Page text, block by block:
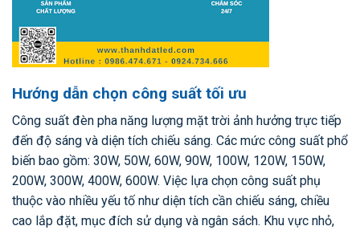
Hướng dẫn chọn công suất tối ưu
Công suất đèn pha năng lượng mặt trời ảnh hưởng trực tiếp
đến độ sáng và diện tích chiếu sáng. Các mức công suất phổ
biến bao gồm: 30W, 50W, 60W, 90W, 100W, 120W, 150W,
200W, 300W, 400W, 600W. Việc lựa chọn công suất phụ
thuộc vào nhiều yếu tố như diện tích cần chiếu sáng, chiều
cao lắp đặt, mục đích sử dụng và ngân sách. Khu vực nhỏ,